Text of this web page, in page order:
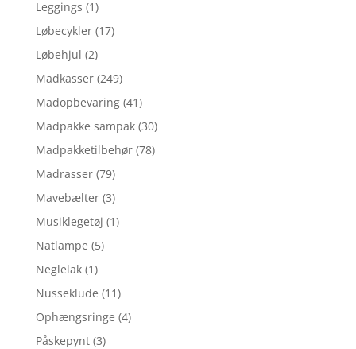
Leggings (1)
Løbecykler (17)
Løbehjul (2)
Madkasser (249)
Madopbevaring (41)
Madpakke sampak (30)
Madpakketilbehør (78)
Madrasser (79)
Mavebælter (3)
Musiklegetøj (1)
Natlampe (5)
Neglelak (1)
Nusseklude (11)
Ophængsringe (4)
Påskepynt (3)